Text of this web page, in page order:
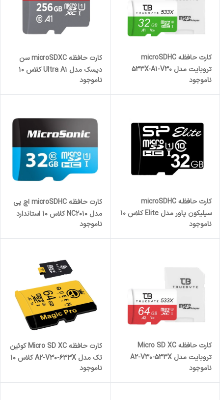
کارت حافظه microSDHC
تروبایت مدل 533X-A1-V30
سرعت 80MBps ظرفیت 32
ناموجود
کارت حافظه microSDXC سن
دیسک مدل Ultra A1 کلاس 10
ظرفیت 256 گیگابایت
ناموجود
کارت حافظه microSDHC
سیلیکون پاور مدل Elite کلاس 10
100MBps ظرفیت 32 گیگابایت
ناموجود
کارت حافظه‌ microSDHC اچ پی
مدل NC2010 کلاس 10 استاندارد
گیگابایت
ناموجود
کارت حافظه Micro SD XC
تروبایت مدل A2-V30-533X
سرعت 80MBps ظرفیت 64
ناموجود
کارت حافظه Micro SD XC کوئین
تک مدل A2-V30-633X کلاس 10
95MBps ظرفیت 64 گیگابایت به
ناموجود